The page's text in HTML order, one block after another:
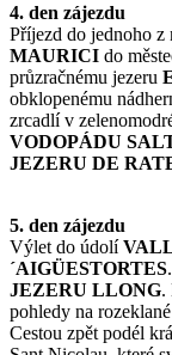
4. den zájezdu
Příjezd do jednoho z
MAURICI do
průzračnému jezeru
obklopenému
zrcadlí v
VODOPÁDU
JEZERU DE
5. den zájezdu
Výlet do údolí
´AIGÜESTORTES
JEZERU LLONG.
pohledy na
Cestou zpět podél